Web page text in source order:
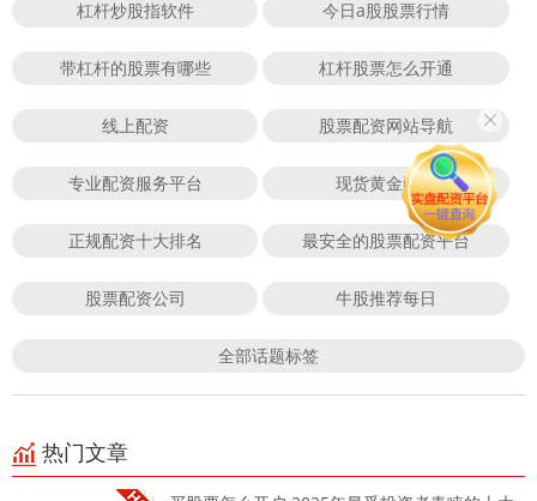
杠杆炒股指软件 今日a股股票行情
带杠杆的股票有哪些 杠杆股票怎么开通
线上配资 股票配资网站导航
专业配资服务平台 现货黄金配资
正规配资十大排名 最安全的股票配资平台
股票配资公司 牛股推荐每日
全部话题标签
热门文章